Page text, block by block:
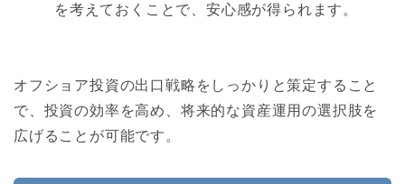
を考えておくことで、安心感が得られます。
オフショア投資の出口戦略をしっかりと策定すること
で、投資の効率を高め、将来的な資産運用の選択肢を
広げることが可能です。